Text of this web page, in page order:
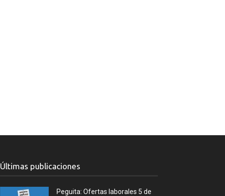
Últimas publicaciones
Peguita: Ofertas laborales 5 de